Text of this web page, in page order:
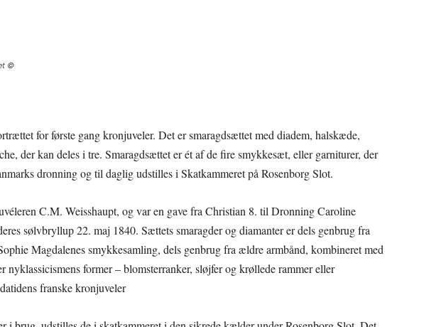
©
for første gang kronjuveler. Det er smaragdsættet med diadem, halskæde,
der kan deles i tre. Smaragdsættet er ét af de fire smykkesæt, eller garniturer, der
dronning og til daglig udstilles i Skatkammeret på Rosenborg Slot.
C.M. Weisshaupt, og var en gave fra Christian 8. til Dronning Caroline
sølvbryllup 22. maj 1840. Sættets smaragder og diamanter er dels genbrug fra
Magdalenes smykkesamling, dels genbrug fra ældre armbånd, kombineret med
nyklassicismens former – blomsterranker, sløjfer og krøllede rammer eller
franske kronjuveler